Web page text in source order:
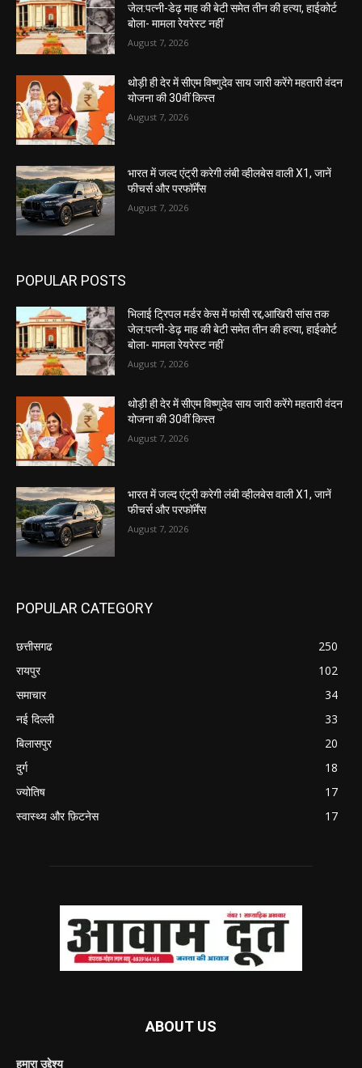
जेल:पत्नी-डेढ़ माह की बेटी समेत तीन की हत्या, हाईकोर्ट
बोला- मामला रेयरेस्ट नहीं
August 7, 2026
थोड़ी ही देर में सीएम विष्णुदेव साय जारी करेंगे महतारी वंदन
योजना की 30वीं किस्त
August 7, 2026
भारत में जल्द एंट्री करेगी लंबी व्हीलबेस वाली X1, जानें
फीचर्स और परफॉर्मेंस
August 7, 2026
POPULAR POSTS
भिलाई ट्रिपल मर्डर केस में फांसी रद्द,आखिरी सांस तक
जेल:पत्नी-डेढ़ माह की बेटी समेत तीन की हत्या, हाईकोर्ट
बोला- मामला रेयरेस्ट नहीं
August 7, 2026
थोड़ी ही देर में सीएम विष्णुदेव साय जारी करेंगे महतारी वंदन
योजना की 30वीं किस्त
August 7, 2026
भारत में जल्द एंट्री करेगी लंबी व्हीलबेस वाली X1, जानें
फीचर्स और परफॉर्मेंस
August 7, 2026
POPULAR CATEGORY
छत्तीसगढ
250
रायपुर
102
समाचार
34
नई दिल्ली
33
बिलासपुर
20
दुर्ग
18
ज्योतिष
17
स्वास्थ्य और फ़िटनेस
17
ABOUT US
हमारा उद्देश्य